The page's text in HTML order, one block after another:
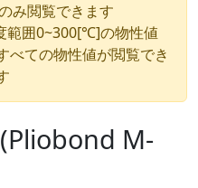
み閲覧できます
範囲0~300[℃]の物性値
べての物性値が閲覧でき
M-